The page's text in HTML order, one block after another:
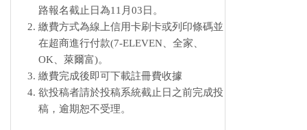
路報名截止日為11月03日 。
繳費方式為線上信用卡刷卡或列印條碼並
在超商進行付款(7-ELEVEN、全家、
OK、萊爾富)。
繳費完成後即可下載註冊費收據
欲投稿者請於投稿系統截止日之前完成投
稿，逾期恕不受理。